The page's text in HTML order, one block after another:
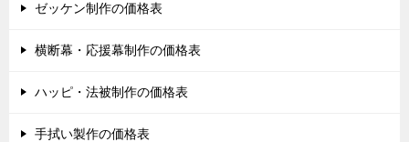
ゼッケン制作の価格表
横断幕・応援幕制作の価格表
ハッピ・法被制作の価格表
手拭い製作の価格表